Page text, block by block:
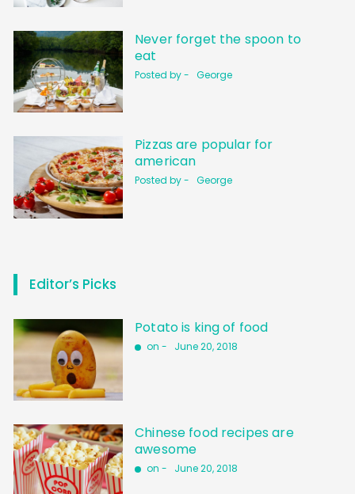
Never forget the spoon to
eat
Posted by - George
Pizzas are popular for
american
Posted by - George
Editor’s Picks
Potato is king of food
on - June 20, 2018
Chinese food recipes are
awesome
on - June 20, 2018